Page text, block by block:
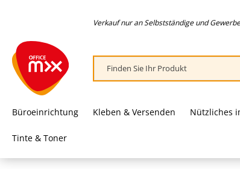
Verkauf nur an Selbstständige und
Büroeinrichtung Kleben & Versenden Nützliches
Tinte & Toner